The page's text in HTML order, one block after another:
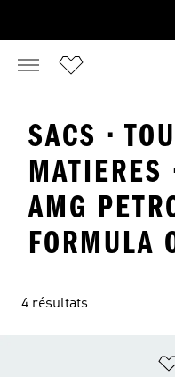
SACS ·
MATIERES
AMG
FORMULA
4 résultats